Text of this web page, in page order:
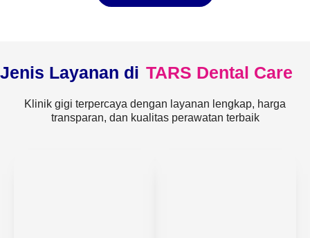
Jenis Layanan di TARS Dental Care
Klinik gigi terpercaya dengan layanan lengkap, harga
transparan, dan kualitas perawatan terbaik